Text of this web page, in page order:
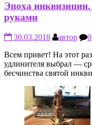
Эпоха
руками
30.03.2018 автор
0
Всем привет! На этот
удлинителя выбрал —
бесчинства святой